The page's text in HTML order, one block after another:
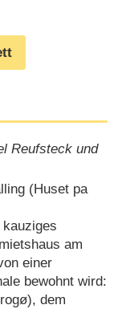
Reufsteck und
(Huset pa
am
einer
bewohnt wird:
dem